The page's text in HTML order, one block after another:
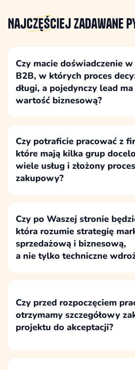
Najczęściej zadawane
Czy macie doświadczenie
B2B, w których proces
długi, a pojedynczy lead
wartość biznesową?
nasze podejście do strategii,
treści i projektowania ścieżki
Czy potraficie pracować z
które mają kilka grup
wiele usług i złożony proces
zakupowy?
na potrzeby różnych
i etapów decyzji zakupowej.
Czy po Waszej stronie
która rozumie strategię
sprzedażową i biznesową,
a nie tylko techniczne
projektowe oraz
Czy przed rozpoczęciem
otrzymamy szczegółowy
projektu do akceptacji?